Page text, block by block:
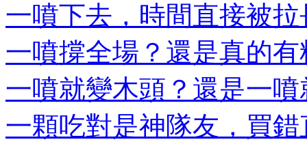
一噴下去，時間直接被
一噴撐全場？還是真的
一噴就變木頭？還是一
一顆吃對是神隊友，買